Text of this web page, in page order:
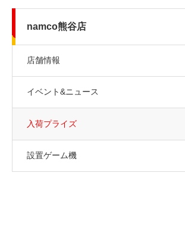
namco熊谷店
店舗情報
イベント&ニュース
入荷プライズ
設置ゲーム機